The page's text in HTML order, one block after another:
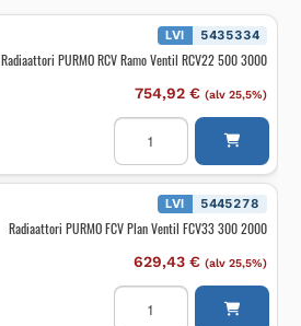
LVI 5435334
Radiaattori PURMO RCV Ramo Ventil RCV22 500 3000
754,92 € (alv 25,5%)
Radiaattori
PURMO
Ramo
Ventil
RCV22
3000
LVI 5445278
Radiaattori PURMO FCV Plan Ventil FCV33 300 2000
629,43 € (alv 25,5%)
Radiaattori
PURMO